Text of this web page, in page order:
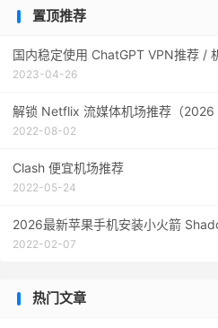
置顶推荐
国内稳定使用 ChatGPT VPN推荐 /
2023-04-26
解锁 Netflix 流媒体机场推荐（2026
2022-08-02
Clash 便宜机场推荐
2022-05-24
2026最新苹果手机安装小火箭
2022-02-07
热门文章